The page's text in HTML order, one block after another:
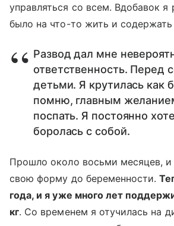
управляться со всем. Вдобавок я
было на что-то жить и содержать
Развод дал мне
ответственность. Перед
детьми. Я крутилась как
помню, главным
поспать. Я постоянно
боролась с собой.
Прошло около восьми месяцев, и
свою форму до беременности.
года, и я уже много лет
кг. Со временем я отучилась на